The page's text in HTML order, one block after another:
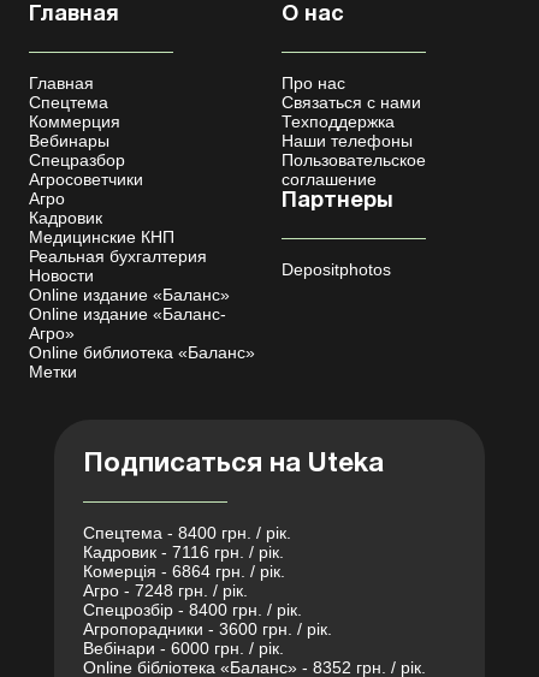
Главная
Главная
Спецтема
Коммерция
Вебинары
Спецразбор
Агросоветчики
Агро
Кадровик
Медицинские КНП
Реальная бухгалтерия
Новости
Online издание «Баланс»
Online издание «Баланс-
Агро»
Online библиотека «Баланс»
Метки
О нас
Про нас
Связаться с нами
Техподдержка
Наши телефоны
Пользовательское
соглашение
Партнеры
Depositphotos
Подписаться на Uteka
Спецтема - 8400 грн. / рік.
Кадровик - 7116 грн. / рік.
Комерція - 6864 грн. / рік.
Агро - 7248 грн. / рік.
Спецрозбір - 8400 грн. / рік.
Агропорадники - 3600 грн. / рік.
Вебінари - 6000 грн. / рік.
Online бібліотека «Баланс» - 8352 грн. / рік.